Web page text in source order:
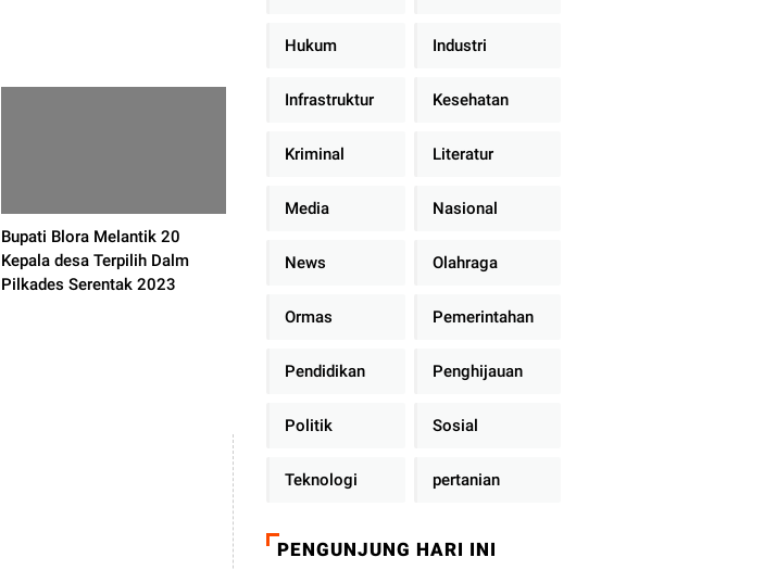
Bupati Blora Melantik 20
Kepala desa Terpilih Dalm
Pilkades Serentak 2023
Hukum Industri
Infrastruktur Kesehatan
Kriminal Literatur
Media Nasional
News Olahraga
Ormas Pemerintahan
Pendidikan Penghijauan
Politik Sosial
Teknologi pertanian
PENGUNJUNG HARI INI